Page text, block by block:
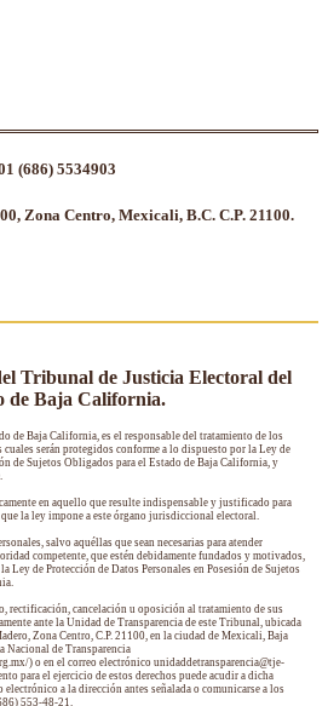
(686) 5534903
Zona Centro, Mexicali, B.C. C.P. 21100.
Tribunal de Justicia Electoral del
de Baja California.
de Baja California, es el responsable del tratamiento de los
serán protegidos conforme a lo dispuesto por la Ley de
de Sujetos Obligados para el Estado de Baja California, y
en aquello que resulte indispensable y justificado para
la ley impone a este órgano jurisdiccional electoral.
salvo aquéllas que sean necesarias para atender
competente, que estén debidamente fundados y motivados,
Ley de Protección de Datos Personales en Posesión de Sujetos
rectificación, cancelación u oposición al tratamiento de sus
ante la Unidad de Transparencia de este Tribunal, ubicada
Zona Centro, C.P. 21100, en la ciudad de Mexicali, Baja
Nacional de Transparencia
) o en el correo electrónico unidaddetransparencia@tje-
para el ejercicio de estos derechos puede acudir a dicha
a la dirección antes señalada o comunicarse a los
553-48-21.